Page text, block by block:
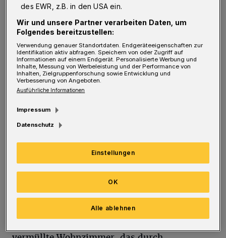
A
ls Edward Albee sein berühmtes
Schauspiel 1962 veröffentlichte,
kritisierte er damit das klassische US-
Familienmodell von Vater, Mutter und
mehreren Kindern. Denn Martha (Angela del
Vecchio) und George (Jens Kalkhorst) haben
keine echten Kinder, nur einen erfundenen
Sohn. Auch die jungen Nachbarn, die nach
(Moritz Heiermann) und Süße, im Original
heißt sie Honey (Svenja Dee), sind kinderlos.
Heutzutage würde man darüber kein Wort
verlieren. Dennoch ist das Psychodrama sehr
aktuell. Die hasserfüllten Tiraden und das
des EWR, z.B. in den USA ein.
Wir und unsere Partner verarbeiten Daten, um
Folgendes bereitzustellen:
Verwendung genauer Standortdaten. Endgeräteeigenschaften zur
Identifikation aktiv abfragen. Speichern von oder Zugriff auf
Informationen auf einem Endgerät. Personalisierte Werbung und
Inhalte, Messung von Werbeleistung und der Performance von
Inhalten, Zielgruppenforschung sowie Entwicklung und
Verbesserung von Angeboten.
Ausführliche Informationen
Impressum
Datenschutz
Einstellungen
Alle ablehnen
OK